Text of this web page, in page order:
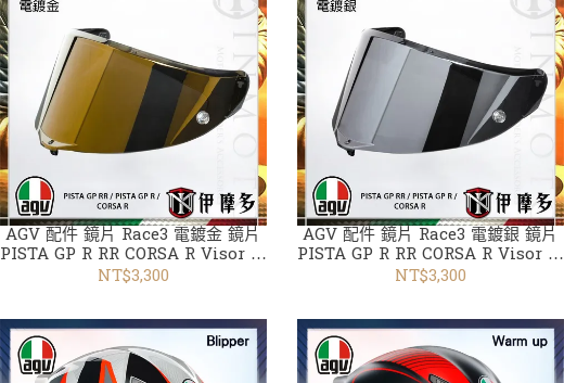
AGV 配件 鏡片 Race3 電鍍金 鏡片
PISTA GP R RR CORSA R Visor 透
明 深墨 電鍍銀 藍 金 紅
NT$3,300
AGV 配件 鏡片 Race3 電鍍銀 鏡片
PISTA GP R RR CORSA R Visor 透
明 深墨 電鍍銀 藍 金 紅
NT$3,300